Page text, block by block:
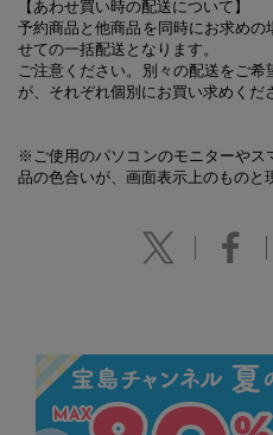
【あわせ買い時の配送について】
予約商品と他商品を同時にお求め
せての一括配送となります。
ご注意ください。別々の配送をご
が、それぞれ個別にお買い求めくだ
※ご使用のパソコンのモニターやス
品の色合いが、画面表示上のものと